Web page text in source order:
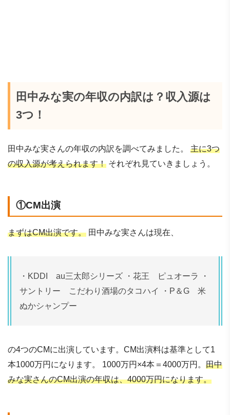
田中みな実の年収の内訳は？収入源は
3つ！
田中みな実さんの年収の内訳を調べてみました。 主に3つ
の収入源が考えられます！ それぞれ見ていきましょう。
①CM出演
まずはCM出演です。 田中みな実さんは現在、
・KDDI au三太郎シリーズ ・花王 ピュオーラ ・
サントリー こだわり酒場のタコハイ ・P＆G 米
ぬかシャンプー
の4つのCMに出演しています。CM出演料は基準として1
本1000万円になります。 1000万円×4本＝4000万円。 田中
みな実さんのCM出演の年収は、4000万円になります。